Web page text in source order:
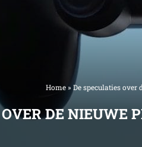
Home»De speculaties over
DE NIEUWE